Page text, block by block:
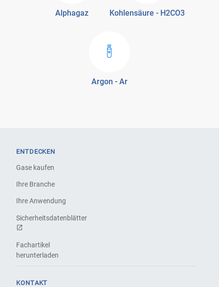
Alphagaz Kohlensäure - H2CO3
Argon - Ar
ENTDECKEN
Gase kaufen
Ihre Branche
Ihre Anwendung
Sicherheitsdatenblätter
Fachartikel
herunterladen
KONTAKT